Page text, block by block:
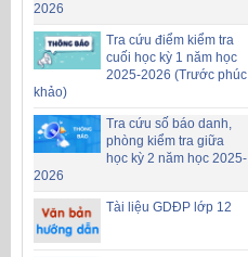
2026
Tra cứu điểm kiểm tra
cuối học kỳ 1 năm học
2025-2026 (Trước phúc
khảo)
Tra cứu số báo danh,
phòng kiểm tra giữa
học kỳ 2 năm học 2025-
2026
Tài liệu GDĐP lớp 12